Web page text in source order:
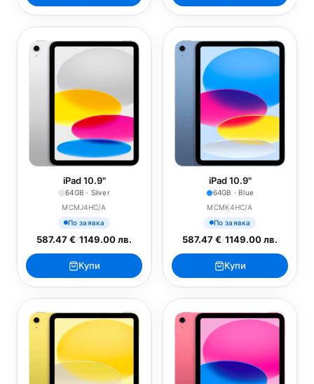
iPad 10.9"
64GB · Silver
MCMJ4HC/A
По заявка
587.47 €/1149.00 лв.
Купи
iPad 10.9"
64GB · Blue
MCMK4HC/A
По заявка
587.47 €/1149.00 лв.
Купи